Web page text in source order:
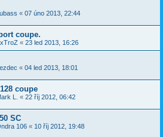
« 07 úno 2013, 22:44
coupe.
« 23 led 2013, 16:26
« 04 led 2013, 18:01
coupe
L. « 22 říj 2012, 06:42
SC
106 « 10 říj 2012, 19:48